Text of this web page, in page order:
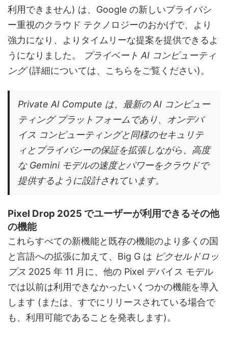
利用できません) は、Google の新しいプライバシ
ー重視のクラウド テクノロジーのおかげで、より
強力になり、よりタイムリーな提案を提供できるよ
うになりました。
プライベート AI コンピューティ
ング(詳細については、こちらをご覧ください)。
Private AI Compute は、最新の AI コンピュー
ティング プラットフォームであり、オンデバ
イス コンピューティングと同様のセキュリテ
ィとプライバシーの保証を拡張しながら、高度
な Gemini モデルの速度とパワーをクラウドで
提供するように設計されています。
Pixel Drop 2025 でユーザーが利用できるその他
の機能
これらすべての新機能と既存の機能のより多くの国
と言語への拡張に加えて、Big G は ピクセルドロッ
プス 2025 年 11 月に、他の Pixel デバイス モデル
では以前は利用できなかったいくつかの機能を導入
します (または、すでにリリースされている場合で
も、利用可能であることを発表します)。